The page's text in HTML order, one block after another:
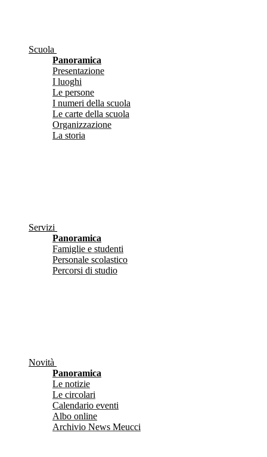
Scuola
Panoramica
Presentazione
I luoghi
Le persone
I numeri della scuola
Le carte della scuola
Organizzazione
La storia
Servizi
Panoramica
Famiglie e studenti
Personale scolastico
Percorsi di studio
Novità
Panoramica
Le notizie
Le circolari
Calendario eventi
Albo online
Archivio News Meucci